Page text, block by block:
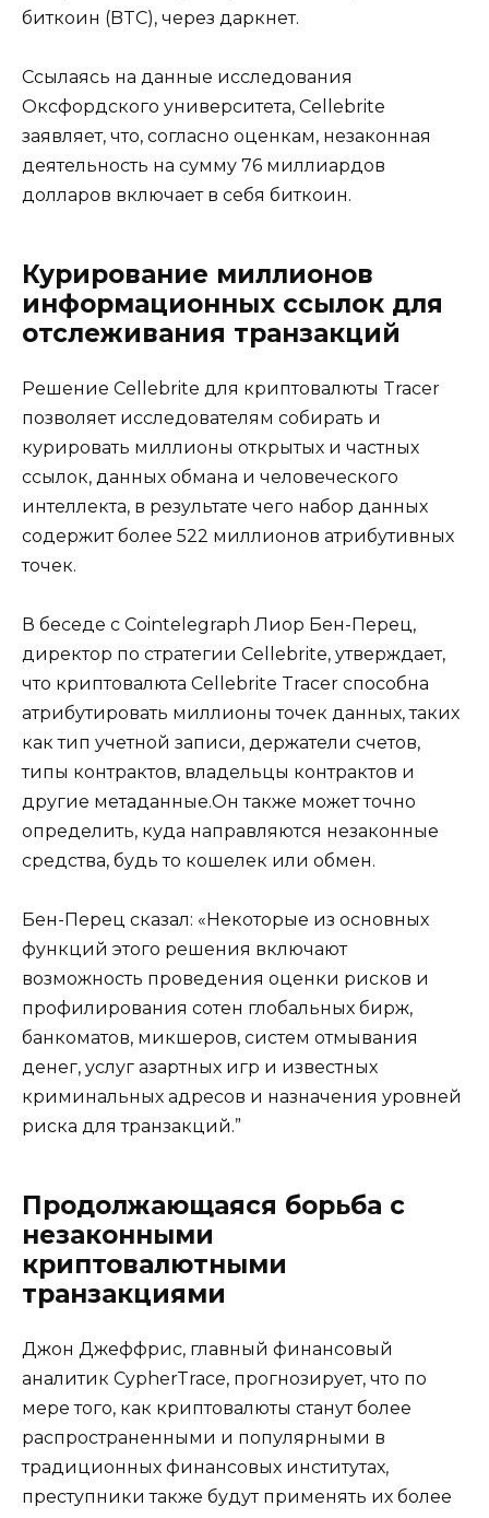
биткоин (BTC), через даркнет.
Ссылаясь на данные исследования
Оксфордского университета, Cellebrite
заявляет, что, согласно оценкам, незаконная
деятельность на сумму 76 миллиардов
долларов включает в себя биткоин.
Курирование миллионов
информационных ссылок для
отслеживания транзакций
Решение Cellebrite для криптовалюты Tracer
позволяет исследователям собирать и
курировать миллионы открытых и частных
ссылок, данных обмана и человеческого
интеллекта, в результате чего набор данных
содержит более 522 миллионов атрибутивных
точек.
В беседе с Cointelegraph Лиор Бен-Перец,
директор по стратегии Cellebrite, утверждает,
что криптовалюта Cellebrite Tracer способна
атрибутировать миллионы точек данных, таких
как тип учетной записи, держатели счетов,
типы контрактов, владельцы контрактов и
другие метаданные.Он также может точно
определить, куда направляются незаконные
средства, будь то кошелек или обмен.
Бен-Перец сказал: «Некоторые из основных
функций этого решения включают
возможность проведения оценки рисков и
профилирования сотен глобальных бирж,
банкоматов, микшеров, систем отмывания
денег, услуг азартных игр и известных
криминальных адресов и назначения уровней
риска для транзакций.”
Продолжающаяся борьба с
незаконными
криптовалютными
транзакциями
Джон Джеффрис, главный финансовый
аналитик CypherTrace, прогнозирует, что по
мере того, как криптовалюты станут более
распространенными и популярными в
традиционных финансовых институтах,
преступники также будут применять их более